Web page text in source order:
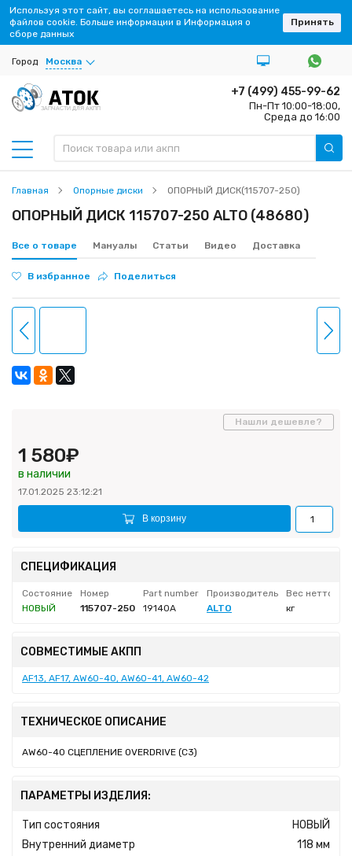
Город Москва
ЗАПЧАСТИ ДЛЯ АКПП
+7 (499) 455-99-62
Пн-Пт 10:00-18:00,
Среда до 16:00
Главная Опорные диски ОПОРНЫЙ ДИСК(115707-250)
ОПОРНЫЙ ДИСК 115707-250 ALTO (48680)
Все о товаре Мануалы Статьи Видео Доставка
В избранное Поделиться
1 580₽
в наличии
17.01.2025 23:12:21
В корзину
Нашли дешевле?
СПЕЦИФИКАЦИЯ
Состояние Номер Part number Производитель
Вес нетто
НОВЫЙ
115707-250 19140A ALTO кг
СОВМЕСТИМЫЕ АКПП
AF13, AF17, AW60-40, AW60-41, AW60-42
ТЕХНИЧЕСКОЕ ОПИСАНИЕ
AW60-40 СЦЕПЛЕНИЕ OVERDRIVE (C3)
ПАРАМЕТРЫ ИЗДЕЛИЯ:
Тип состояния
НОВЫЙ
Внутренний диаметр
118 мм
Используя этот сайт, вы соглашаетесь на использование
файлов cookie. Больше информации в Информация о
сборе данных
Принять